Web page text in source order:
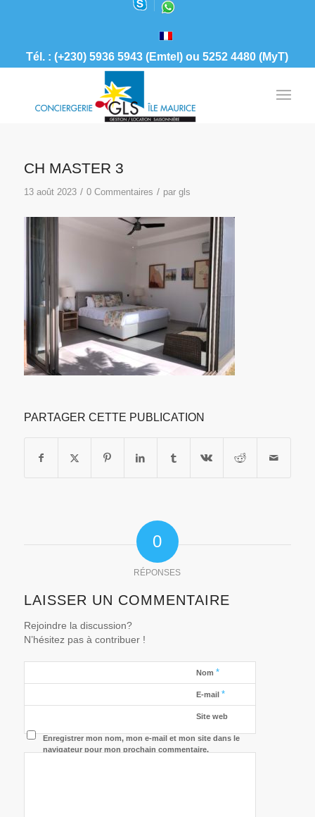
Tél. : (+230) 5936 5943 (Emtel) ou 5252 4480 (MyT)
CH MASTER 3
13 août 2023 / 0 Commentaires / par gls
PARTAGER CETTE PUBLICATION
0
RÉPONSES
LAISSER UN COMMENTAIRE
Rejoindre la discussion?
N’hésitez pas à contribuer !
Nom *
E-mail *
Site web
Enregistrer mon nom, mon e-mail et mon site dans le
navigateur pour mon prochain commentaire.